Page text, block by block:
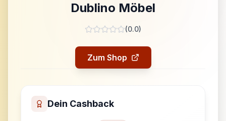
Dublino Möbel
(0.0)
Zum Shop
Dein Cashback